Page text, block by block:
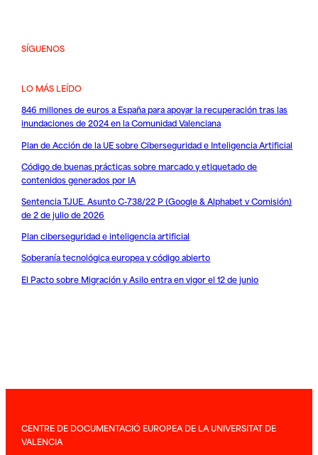
SÍGUENOS
LO MÁS LEÍDO
846 millones de euros a España para apoyar la recuperación tras las
inundaciones de 2024 en la Comunidad Valenciana
Plan de Acción de la UE sobre Ciberseguridad e Inteligencia Artificial
Código de buenas prácticas sobre marcado y etiquetado de
contenidos generados por IA
Sentencia TJUE. Asunto C-738/22 P (Google & Alphabet v Comisión)
de 2 de julio de 2026
Plan ciberseguridad e inteligencia artificial
Soberanía tecnológica europea y código abierto
El Pacto sobre Migración y Asilo entra en vigor el 12 de junio
CENTRE DE DOCUMENTACIÓ EUROPEA DE LA UNIVERSITAT DE
VALENCIA